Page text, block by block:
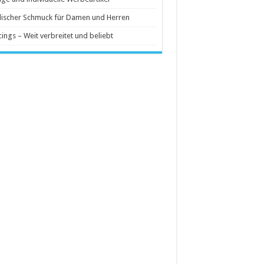
Schmuck für Damen und Herren
– Weit verbreitet und beliebt